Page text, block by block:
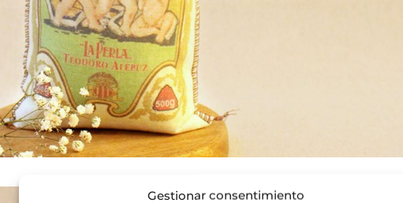
Gestionar consentimiento